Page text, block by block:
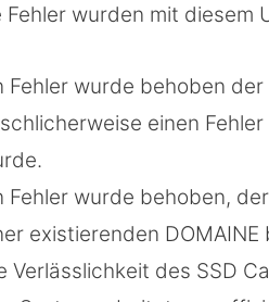
Fehler wurden mit diesem
Fehler wurde behoben
einen
Fehler wurde behoben,
existierenden
Verlässlichkeit des SSD